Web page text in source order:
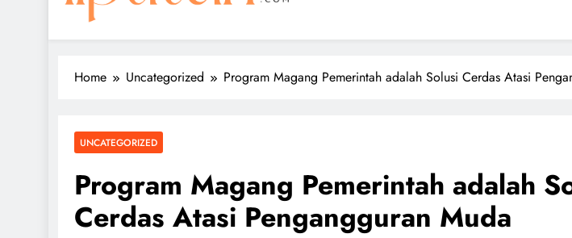
Home Uncategorized Program Magang Pemerintah adalah Solusi Cerdas Atasi
UNCATEGORIZED
Program Magang Pemerintah adalah
Cerdas Atasi Pengangguran Muda